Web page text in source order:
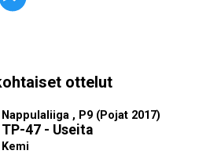
ottelut
Nappulaliiga , P9 (Pojat 2017)
TP-47 - Useita
Kemi